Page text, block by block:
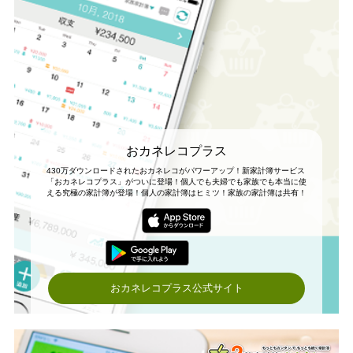
おカネレコプラス
430万ダウンロードされたおカネレコがパワーアップ！新家計簿サービス
「おカネレコプラス」がついに登場！個人でも夫婦でも家族でも本当に使
える究極の家計簿が登場！個人の家計簿はヒミツ！家族の家計簿は共有！
おカネレコプラス公式サイト